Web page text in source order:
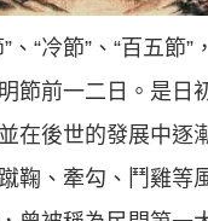
、“冷節”、“百五節”
節前一二日。是日
在後世的發展中逐
鞠、牽勾、鬥雞等